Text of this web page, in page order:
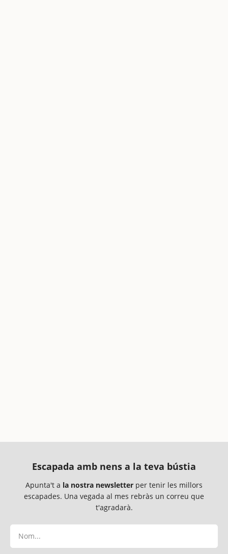
Escapada amb nens a la teva bústia
Apunta't a la nostra newsletter per tenir les millors
escapades. Una vegada al mes rebràs un correu que
t'agradarà.